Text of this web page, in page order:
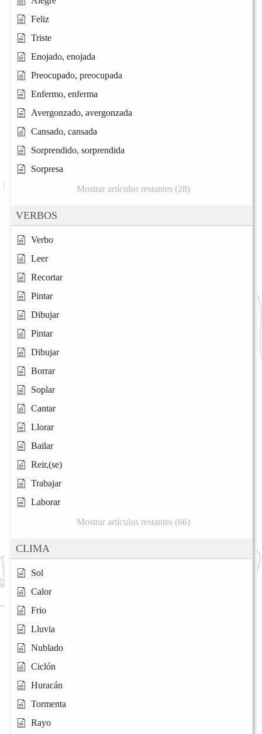
Feliz
Triste
Enojado, enojada
Preocupado, preocupada
Enfermo, enferma
Avergonzado, avergonzada
Cansado, cansada
Sorprendido, sorprendida
Sorpresa
Mostrar artículos restantes (28)
VERBOS
Verbo
Leer
Recortar
Pintar
Dibujar
Pintar
Dibujar
Borrar
Soplar
Cantar
Llorar
Bailar
Reir,(se)
Trabajar
Laborar
Mostrar artículos restantes (66)
CLIMA
Sol
Calor
Frio
Lluvia
Nublado
Ciclón
Huracán
Tormenta
Rayo